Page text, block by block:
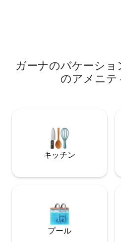
います。 私のプロフィールで、素晴らし
いレビューやその他のリスティ
覧いただけます。 喫煙は禁止されてお
ガーナのバケーシ
のアメニテ
キッチン
プール